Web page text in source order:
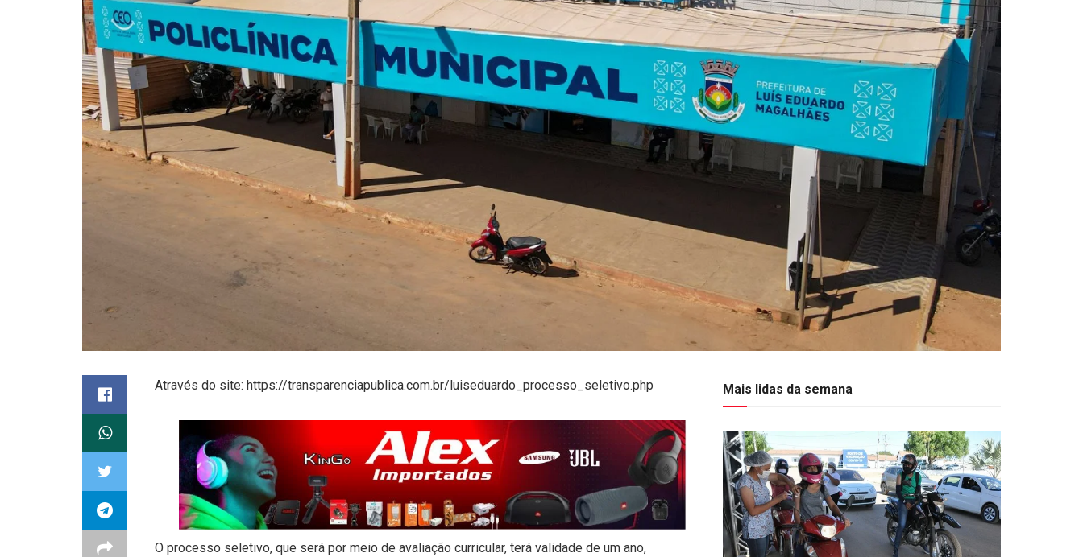
Através do site: https://transparenciapublica.com.br/luiseduardo_processo_seletivo.php
O processo seletivo, que será por meio de avaliação curricular, terá validade de um ano,
Mais lidas da semana